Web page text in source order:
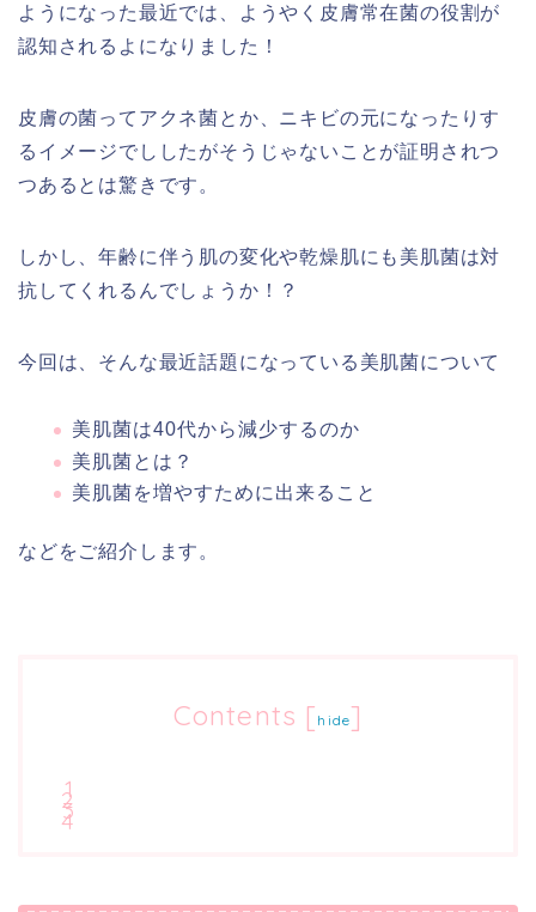
ようになった最近では、ようやく皮膚常在菌の役割が
認知されるよになりました！
皮膚の菌ってアクネ菌とか、ニキビの元になったりす
るイメージでししたがそうじゃないことが証明されつ
つあるとは驚きです。
しかし、年齢に伴う肌の変化や乾燥肌にも美肌菌は対
抗してくれるんでしょうか！？
今回は、そんな最近話題になっている美肌菌について
美肌菌は40代から減少するのか
美肌菌とは？
美肌菌を増やすために出来ること
などをご紹介します。
Contents [ hide]